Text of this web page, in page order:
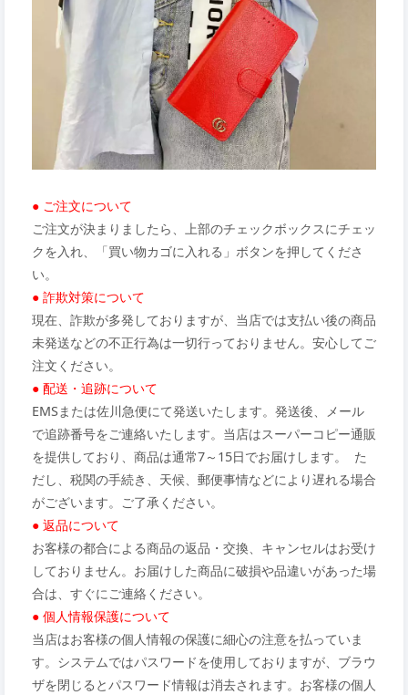
● ご注文について
ご注文が決まりましたら、上部のチェックボックスにチェッ
クを入れ、「買い物カゴに入れる」ボタンを押してくださ
い。
● 詐欺対策について
現在、詐欺が多発しておりますが、当店では支払い後の商品
未発送などの不正行為は一切行っておりません。安心してご
注文ください。
● 配送・追跡について
EMSまたは佐川急便にて発送いたします。発送後、メール
で追跡番号をご連絡いたします。当店はスーパーコピー通販
を提供しており、商品は通常7～15日でお届けします。 た
だし、税関の手続き、天候、郵便事情などにより遅れる場合
がございます。ご了承ください。
● 返品について
お客様の都合による商品の返品・交換、キャンセルはお受け
しておりません。お届けした商品に破損や品違いがあった場
合は、すぐにご連絡ください。
● 個人情報保護について
当店はお客様の個人情報の保護に細心の注意を払っていま
す。システムではパスワードを使用しておりますが、ブラウ
ザを閉じるとパスワード情報は消去されます。お客様の個人